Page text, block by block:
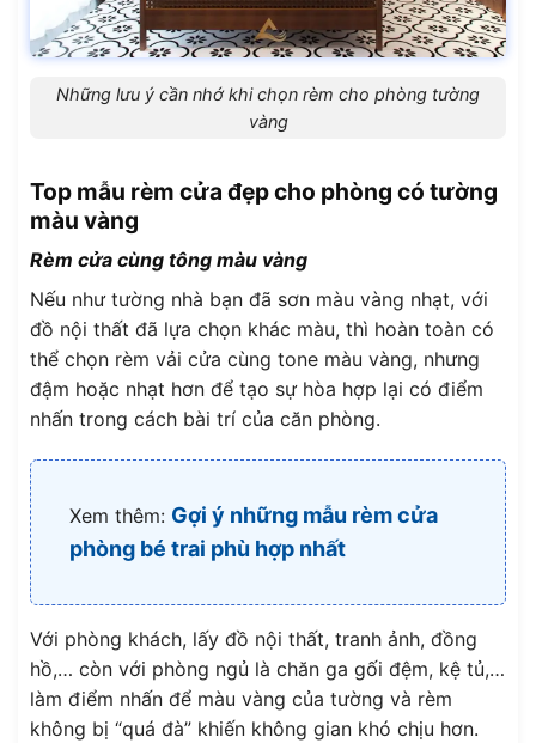
Những lưu ý cần nhớ khi chọn rèm cho phòng tường
vàng
Top mẫu rèm cửa đẹp cho phòng có tường
màu vàng
Rèm cửa cùng tông màu vàng
Nếu như tường nhà bạn đã sơn màu vàng nhạt, với
đồ nội thất đã lựa chọn khác màu, thì hoàn toàn có
thể chọn rèm vải cửa cùng tone màu vàng, nhưng
đậm hoặc nhạt hơn để tạo sự hòa hợp lại có điểm
nhấn trong cách bài trí của căn phòng.
Xem thêm: Gợi ý những mẫu rèm cửa
phòng bé trai phù hợp nhất
Với phòng khách, lấy đồ nội thất, tranh ảnh, đồng
hồ,… còn với phòng ngủ là chăn ga gối đệm, kệ tủ,…
làm điểm nhấn để màu vàng của tường và rèm
không bị “quá đà” khiến không gian khó chịu hơn.